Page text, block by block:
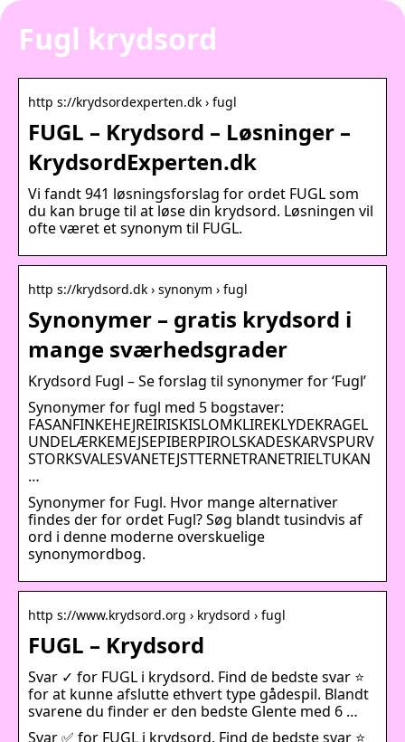
Fugl krydsord
http s://krydsordexperten.dk › fugl
FUGL – Krydsord – Løsninger –
KrydsordExperten.dk
Vi fandt 941 løsningsforslag for ordet FUGL som
du kan bruge til at løse din krydsord. Løsningen vil
ofte været et synonym til FUGL.
http s://krydsord.dk › synonym › fugl
Synonymer – gratis krydsord i
mange sværhedsgrader
Krydsord Fugl – Se forslag til synonymer for ‘Fugl’
Synonymer for fugl med 5 bogstaver:
FASANFINKEHEJREIRISKISLOMKLIREKLYDEKRAGEL
UNDELÆRKEMEJSEPIBERPIROLSKADESKARVSPURV
STORKSVALESVANETEJSTTERNETRANETRIELTUKAN
…
Synonymer for Fugl. Hvor mange alternativer
findes der for ordet Fugl? Søg blandt tusindvis af
ord i denne moderne overskuelige
synonymordbog.
http s://www.krydsord.org › krydsord › fugl
FUGL – Krydsord
Svar ✓ for FUGL i krydsord. Find de bedste svar ⭐
for at kunne afslutte ethvert type gådespil. Blandt
svarene du finder er den bedste Glente med 6 …
Svar ✅ for FUGL i krydsord. Find de bedste svar ⭐